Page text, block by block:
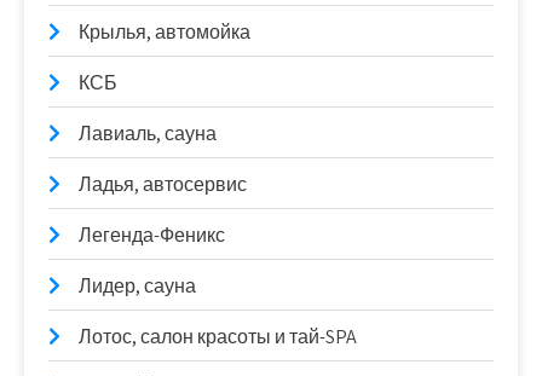
Крылья, автомойка
КСБ
Лавиаль, сауна
Ладья, автосервис
Легенда-Феникс
Лидер, сауна
Лотос, салон красоты и тай-SPA